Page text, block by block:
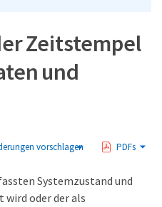
Zeitstempel
und
vorschlagen PDFs
Systemzustand und
oder der als